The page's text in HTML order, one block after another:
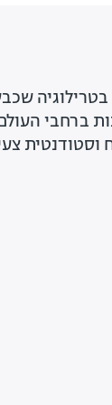
בטרילוגיה
ברחבי
וסטודנטית